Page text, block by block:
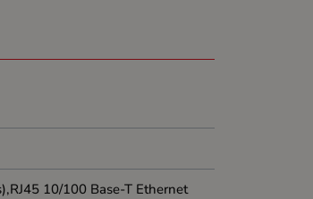
10/100 Base-T Ethernet